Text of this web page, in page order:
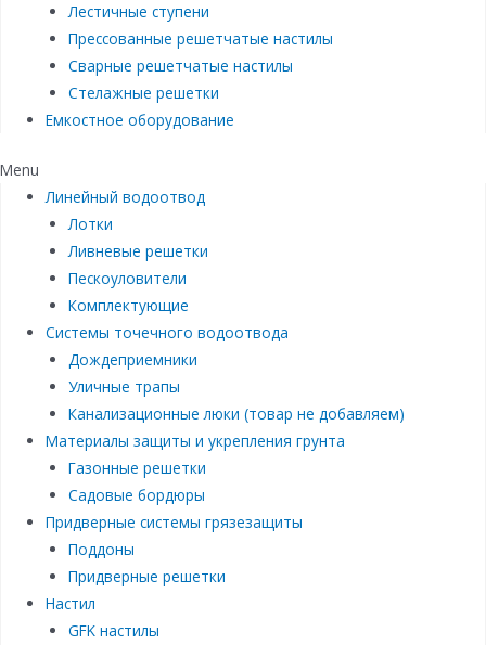
Лестичные ступени
Прессованные решетчатые настилы
Сварные решетчатые настилы
Стелажные решетки
Емкостное оборудование
Menu
Линейный водоотвод
Лотки
Ливневые решетки
Пескоуловители
Комплектующие
Системы точечного водоотвода
Дождеприемники
Уличные трапы
Канализационные люки (товар не добавляем)
Материалы защиты и укрепления грунта
Газонные решетки
Садовые бордюры
Придверные системы грязезащиты
Поддоны
Придверные решетки
Настил
GFK настилы